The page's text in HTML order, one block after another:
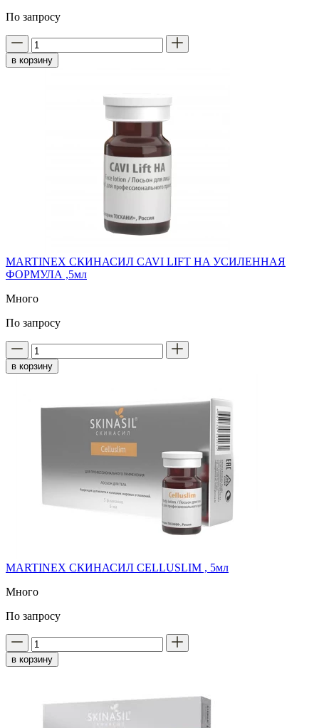
По запросу
в корзину
MARTINEX СКИНАСИЛ СAVI LIFT HA УСИЛЕННАЯ
ФОРМУЛА ,5мл
Много
По запросу
в корзину
MARTINEX СКИНАСИЛ CELLUSLIM , 5мл
Много
По запросу
в корзину